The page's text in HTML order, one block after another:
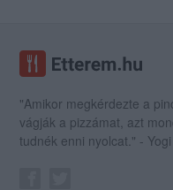
"Amikor megkérdezte a
vágják a pizzámat, azt
tudnék enni nyolcat." -